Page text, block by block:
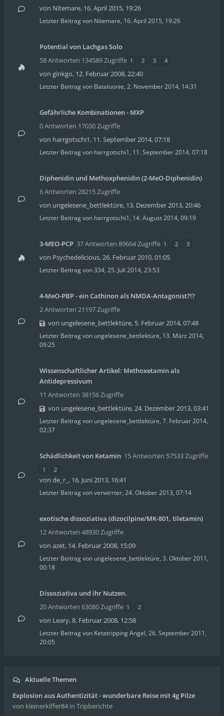
von Nitemare, 16. April 2015, 19:26
Letzter Beitrag von Nitemare, 16. April 2015, 19:26
Potential von Lachgas Solo
58 Antworten 134589 Zugriffe 1 2 3 4
von ginkgo, 12. Februar 2008, 22:40
Letzter Beitrag von Bataloonie, 2. November 2014, 14:31
Gefährliche Kombinationen - MXP
0 Antworten 17030 Zugriffe
von harrgotschi1, 11. September 2014, 07:18
Letzter Beitrag von harrgotschi1, 11. September 2014, 07:18
Diphenidin und Methoxphenidin (2-MeO-Diphenidin)
6 Antworten 28215 Zugriffe
von ungelesene_bettlektüre, 13. Dezember 2013, 20:46
Letzter Beitrag von harrgotschi1, 14. August 2014, 09:19
3-MEO-PCP 37 Antworten 89664 Zugriffe 1 2 3
von Psychedelicious,26. Februar 2010, 01:05
Letzter Beitrag von334, 25. Juli 2014, 23:53
4-MeO-PBP - ein Cathinon als NMDA-Antagonist?!?
2 Antworten 21197 Zugriffe
von ungelesene_bettlektüre, 5. Februar 2014, 07:48
Letzter Beitrag von ungelesene_bettlektüre, 13. März 2014,
09:25
Wissenschaftlicher Artikel: Methoxetamin als
Antidepressivum
11 Antworten 38156 Zugriffe
von ungelesene_bettlektüre,24. Dezember 2013, 03:41
Letzter Beitrag von ungelesene_bettlektüre, 7. Februar 2014,
02:37
Schädlichkeit von Ketamin 15 Antworten 57533 Zugriffe
1 2
von de_r_ , 16. Juni 2013, 16:41
Letzter Beitrag vonverwirrter, 24. Oktober 2013, 07:14
exotische dissoziativa (dizocilpine/MK-801, tiletamin)
12 Antworten 48930 Zugriffe
von azet, 14. Februar 2008, 15:09
Letzter Beitrag von ungelesene_bettlektüre, 3. Oktober 2011,
00:18
Dissoziativa und ihr Nutzen.
20 Antworten 63080 Zugriffe 1 2
von Leary,8. Februar 2008, 12:58
Letzter Beitrag von Ketatripping Angel, 26. September 2011,
20:05
Aktuelle Themen
Explosion aus Authentizität - wunderbare Reise mit 4g Pilze
von kleinerkiffer84 in Tripberichte